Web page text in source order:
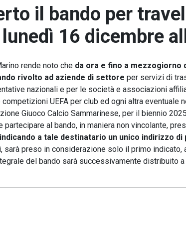
il bando per
16 dicembre
rende noto che da ora e fino a mezzogiorno
rivolto ad aziende di settore per servizi di
nazionali e per le società e associazioni
UEFA per club ed ogni altra eventuale
Giuoco Calcio Sammarinese, per il biennio
al bando, in maniera non vincolante,
indicando a tale destinatario un unico indirizzo
preso in considerazione solo il primo indicato,
del bando sarà successivamente distribuito